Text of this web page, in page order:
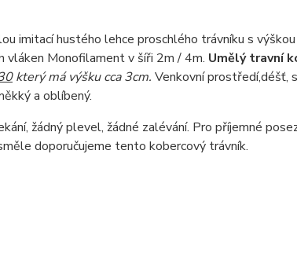
imitací hustého lehce proschlého trávníku s
vláken Monofilamentv šíři 2m / 4m. Umělý travní
který má výšku cca 3cm. Venkovní prostředí,déšť,
a oblíbený.
žádný plevel, žádné zalévání. Pro příjemné
doporučujeme tento kobercový trávník.